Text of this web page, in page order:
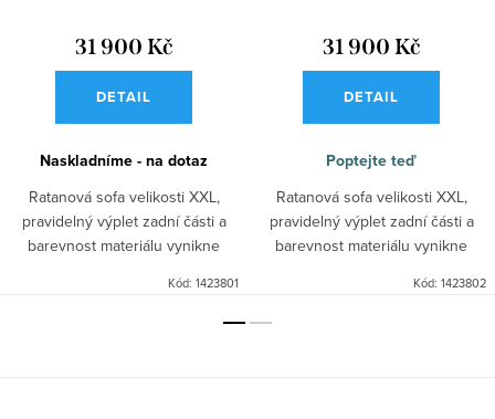
31 900 Kč
DETAIL
Naskladníme - na dotaz
Ratanová sofa velikosti XXL,
pravidelný výplet zadní části a
barevnost materiálu vynikne
materiál černý ratan.
Kód: 1423801
31 900 Kč
DETAIL
Poptejte teď
Ratanová sofa velikosti XXL,
pravidelný výplet zadní části a
barevnost materiálu vynikne
materiál banán.Kód: 1423802